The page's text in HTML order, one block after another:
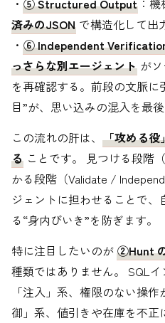
・ ⑤ Structured Output ：
済みのJSON で構造化して出
・ ⑥ Independent
っさらな別エージェント が
を再確認する。前段の文脈に
目”が、思い込みの混入を最
この流れの肝は、 「攻める役
る ことです。 見つける段階
かる段階（Validate /
ジェントに担わせることで
る“身内びいき”を防ぎます。
特に注目したいのが ②Hunt
種類ではありません。 SQL
「注入」系、権限のない操
御」系、値引きや在庫を不